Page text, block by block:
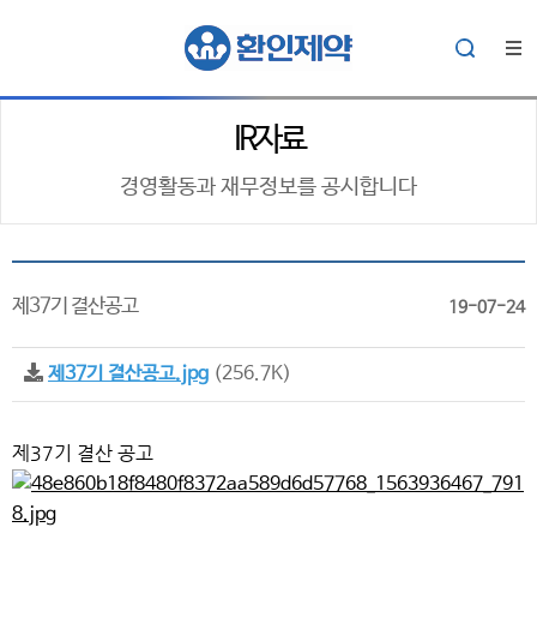
IR자료
경영활동과 재무정보를 공시합니다
제37기 결산공고 19-07-24
제37기 결산공고.jpg (256.7K)
제37기 결산 공고